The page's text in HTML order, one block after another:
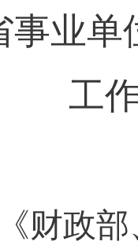
事业单
工
《财政